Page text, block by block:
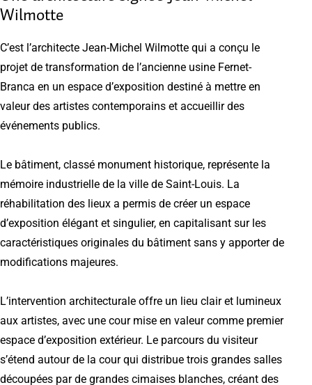
Wilmotte
C’est l’architecte Jean-Michel Wilmotte qui a conçu le
projet de transformation de l’ancienne usine Fernet-
Branca en un espace d’exposition destiné à mettre en
valeur des artistes contemporains et accueillir des
événements publics.
Le bâtiment, classé monument historique, représente la
mémoire industrielle de la ville de Saint-Louis. La
réhabilitation des lieux a permis de créer un espace
d’exposition élégant et singulier, en capitalisant sur les
caractéristiques originales du bâtiment sans y apporter de
modifications majeures.
L’intervention architecturale offre un lieu clair et lumineux
aux artistes, avec une cour mise en valeur comme premier
espace d’exposition extérieur. Le parcours du visiteur
s’étend autour de la cour qui distribue trois grandes salles
découpées par de grandes cimaises blanches, créant des